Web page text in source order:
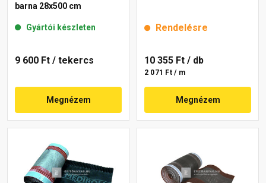
barna 28x500 cm
Gyártói készleten
9 600 Ft / tekercs
Megnézem
Rendelésre
10 355 Ft / db
2 071 Ft / m
Megnézem